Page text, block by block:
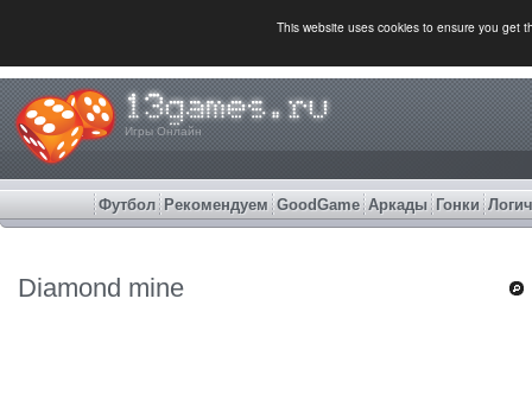
This website uses cookies to ensure you get
Игры Онлайн
Футбол Рекомендуем GoodGame Аркады Гонки
Diamond mine